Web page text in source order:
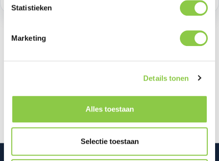
Statistieken
Marketing
Details tonen
Alles toestaan
Selectie toestaan
Beschrijving
De Clear Magnet Case combineert minimalistisch